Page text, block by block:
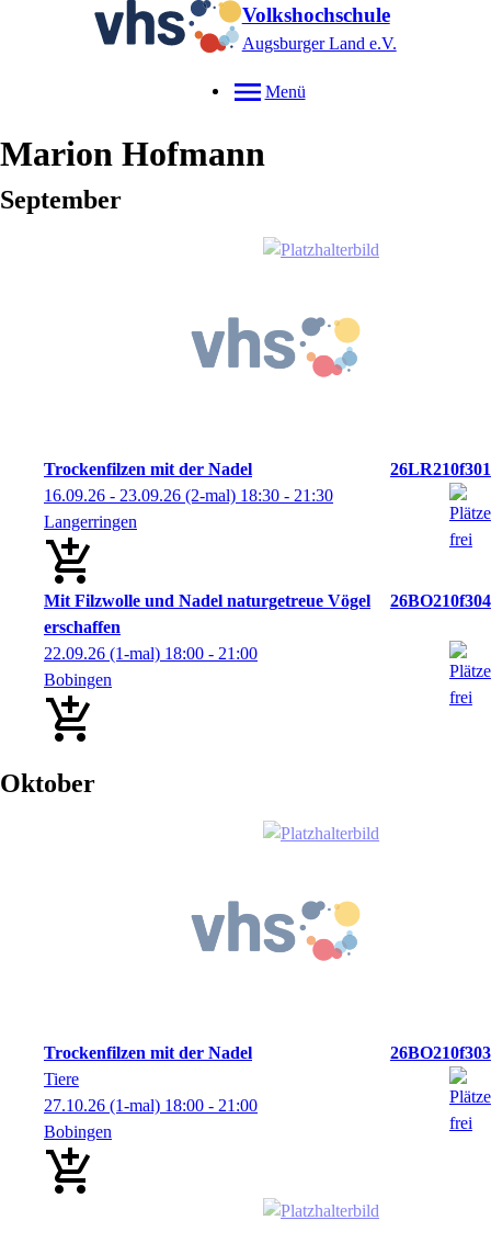
Volkshochschule
Augsburger Land e.V.
Menü
Marion Hofmann
September
Trockenfilzen mit der Nadel
26LR210f301
16.09.26 - 23.09.26 (2-mal) 18:30 - 21:30
Langerringen
Mit Filzwolle und Nadel naturgetreue Vögel
erschaffen
26BO210f304
22.09.26 (1-mal) 18:00 - 21:00
Bobingen
Oktober
Trockenfilzen mit der Nadel
26BO210f303
Tiere
27.10.26 (1-mal) 18:00 - 21:00
Bobingen